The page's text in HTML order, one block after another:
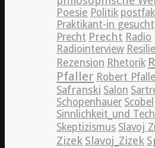
Poesie Politik
Praktikant-in gesucht
Precht Precht Radio
Radiointerview
Rezension Rhetorik
Pfaller Robert
Safranski Salon
Schopenhauer Scobel
Sinnlichkeit_und
Skeptizismus Slavoj
Zizek Slavoj_Zizek